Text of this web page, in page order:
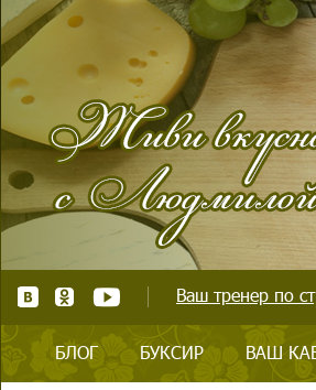
Ваш тренер по
БЛОГ БУКСИР ВАШ